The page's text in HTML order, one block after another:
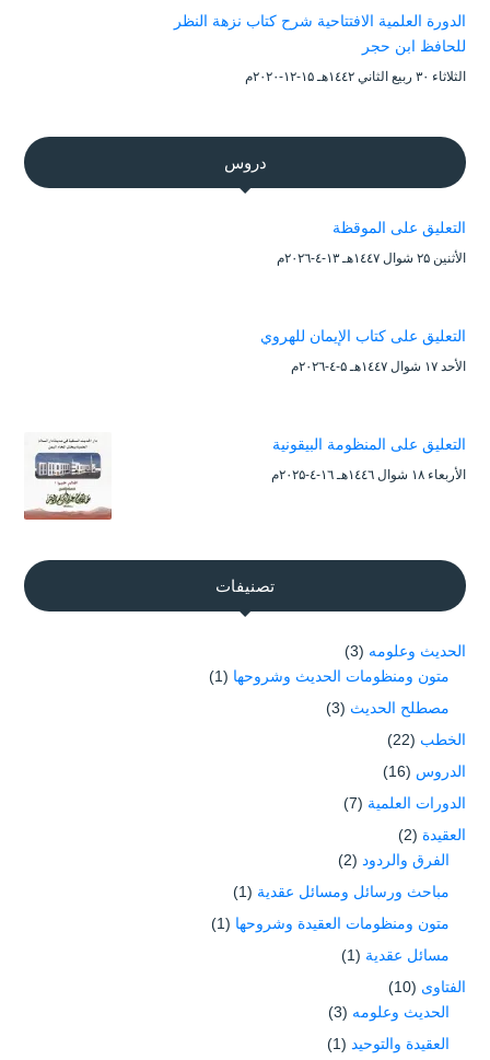
الدورة العلمية الافتتاحية شرح كتاب نزهة النظر
للحافظ ابن حجر
الثلاثاء ۳۰ ربيع الثاني ۱٤٤۲هـ ۱۵-۱۲-۲۰۲۰م
دروس
التعليق على الموقظة
الأثنين ۲۵ شوال ۱٤٤۷هـ ۱۳-٤-۲۰۲٦م
التعليق على كتاب الإيمان للهروي
الأحد ۱۷ شوال ۱٤٤۷هـ ۵-٤-۲۰۲٦م
التعليق على المنظومة البيقونية
الأربعاء ۱۸ شوال ۱٤٤٦هـ ۱٦-٤-۲۰۲۵م
تصنيفات
الحديث وعلومه (3)
متون ومنظومات الحديث وشروحها (1)
مصطلح الحديث (3)
الخطب (22)
الدروس (16)
الدورات العلمية (7)
العقيدة (2)
الفرق والردود (2)
مباحث ورسائل ومسائل عقدية (1)
متون ومنظومات العقيدة وشروحها (1)
مسائل عقدية (1)
الفتاوى (10)
الحديث وعلومه (3)
العقيدة والتوحيد (1)